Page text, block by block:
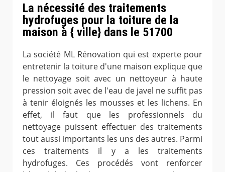
La nécessité des traitements
hydrofuges pour la toiture de la
maison à { ville} dans le 51700
La société ML Rénovation qui est experte pour
entretenir la toiture d'une maison explique que
le nettoyage soit avec un nettoyeur à haute
pression soit avec de l'eau de javel ne suffit pas
à tenir éloignés les mousses et les lichens. En
effet, il faut que les professionnels du
nettoyage puissent effectuer des traitements
tout aussi importants les uns des autres. Parmi
ces traitements il y a les traitements
hydrofuges. Ces procédés vont renforcer